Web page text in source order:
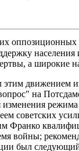
оппозиционных
а широкие
этим движением
на
изменения
советских
Франко
войны;
был следующий